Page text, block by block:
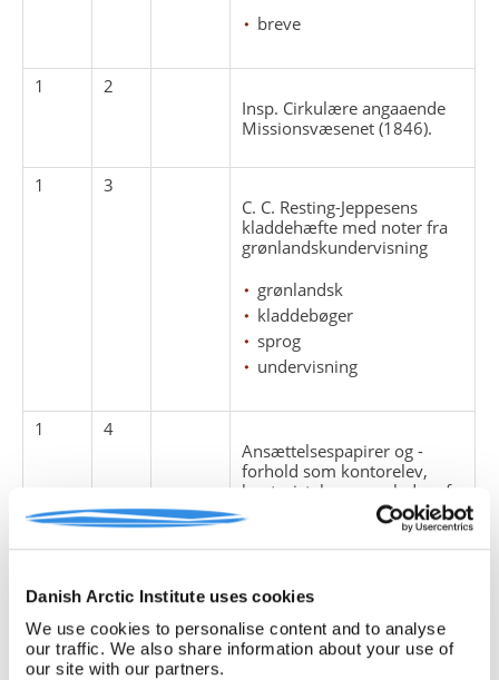
Danish Arctic Institute uses cookies
We use cookies to personalise content and to analyse
our traffic. We also share information about your use of
our site with our partners.
breve
1
2
Insp. Cirkulære angaaende
Missionsvæsenet (1846).
1
3
C. C. Resting-Jeppesens
kladdehæfte med noter fra
grønlandskundervisning
grønlandsk
kladdebøger
sprog
undervisning
1
4
Ansættelsespapirer og -
forhold som kontorelev,
kontorist, kæmner, leder af
Arktisk Institut. Anbefalinger
ansættelsesforhold
ansøgninger
breve